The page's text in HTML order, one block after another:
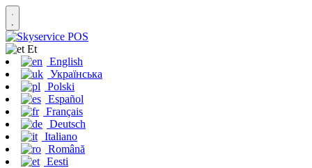
Et
English
Українська
Polski
Español
Français
Deutsch
Italiano
Română
Eesti